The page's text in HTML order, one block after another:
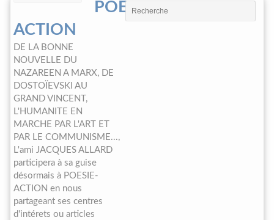
POESIE-
ACTION
DE LA BONNE
NOUVELLE DU
NAZAREEN A MARX, DE
DOSTOÏEVSKI AU
GRAND VINCENT,
L'HUMANITE EN
MARCHE PAR L'ART ET
PAR LE COMMUNISME...,
L'ami JACQUES ALLARD
participera à sa guise
désormais à POESIE-
ACTION en nous
partageant ses centres
d'intérets ou articles